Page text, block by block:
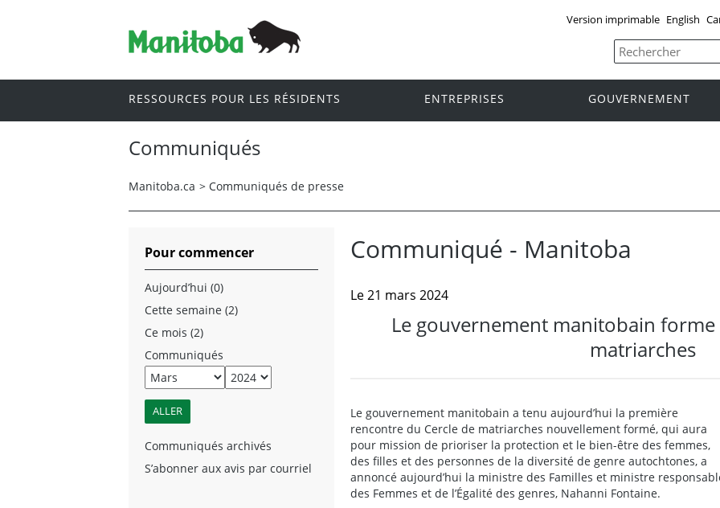
Version imprimable English
RESSOURCES POUR LES RÉSIDENTS ENTREPRISES GOUVERNEMENT
Communiqués
Manitoba.ca > Communiqués de presse
Communiqué - Manitoba
Le 21 mars 2024
Le gouvernement manitobain
matriarches
Le gouvernement manitobain a tenu aujourd’hui la première
rencontre du Cercle de matriarches nouvellement formé, qui aura
pour mission de prioriser la protection et le bien-être des femmes,
des filles et des personnes de la diversité de genre autochtones, a
annoncé aujourd’hui la ministre des Familles et ministre
des Femmes et de l’Égalité des genres, Nahanni Fontaine.
Pour commencer
Aujourd’hui (0)
Cette semaine (2)
Ce mois (2)
Communiqués
Communiqués archivés
S’abonner aux avis par courriel